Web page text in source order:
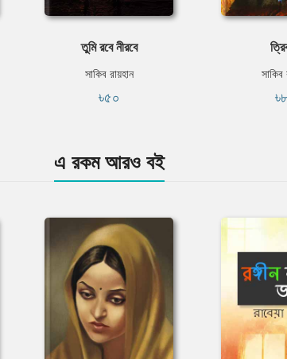
তুমি রবে নীরবে
সাকিব রায়হান
৳৫০
সাকিব
এ রকম আরও বই